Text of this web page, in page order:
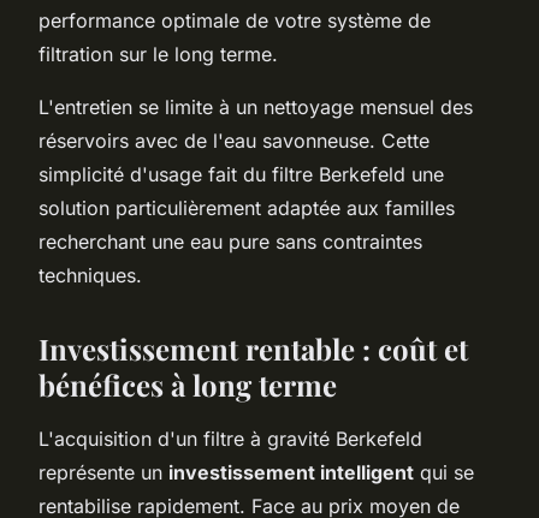
performance optimale de votre système de
filtration sur le long terme.
L'entretien se limite à un nettoyage mensuel des
réservoirs avec de l'eau savonneuse. Cette
simplicité d'usage fait du filtre Berkefeld une
solution particulièrement adaptée aux familles
recherchant une eau pure sans contraintes
techniques.
Investissement rentable : coût et
bénéfices à long terme
L'acquisition d'un filtre à gravité Berkefeld
représente un investissement intelligent qui se
rentabilise rapidement. Face au prix moyen de